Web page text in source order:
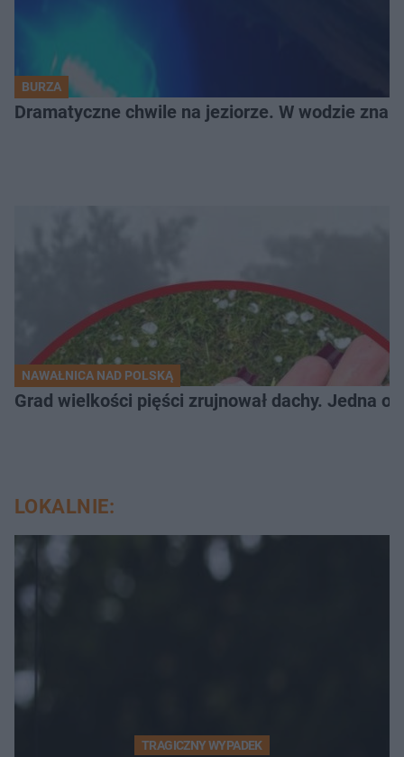
BURZA
Dramatyczne chwile na jeziorze. W wodzie
NAWAŁNICA NAD POLSKĄ
Grad wielkości pięści zrujnował dachy. Jedna
LOKALNIE:
TRAGICZNY WYPADEK